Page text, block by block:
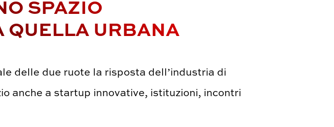
SPAZIO
QUELLA URBANA
delle due ruote la risposta dell’industria di
anche a startup innovative, istituzioni, incontri